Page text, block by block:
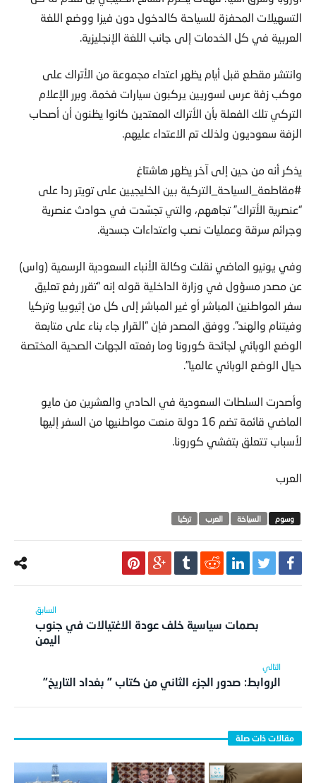
التسهيلات المحفزة للسياحة كالدخول دون فيزا ووضع اللغة
العربية في كل الخدمات إلى جانب اللغة الإنجليزية.
وانتشر مقطع قبل أيام يظهر اعتداء مجموعة من الأتراك على
موكب زفة عرس لسوريين يركبون سيارات فخمة. وبرر الإعلام
التركي تلك الفعلة بأن الأتراك المعتدين كانوا يظنون أن أصحاب
الزفة سعوديون ولذلك تم الاعتداء عليهم.
يذكر أنه من حين إلى آخر يظهر هاشتاغ
#مقاطعة_السياحة_التركية بين الخليجيين على تويتر ردا على
“عنصرية الأتراك” تجاههم، والتي تجسّدت في حوادث عنصرية
وجرائم سرقة وعمليات نصب واعتداءات جسدية.
وفي يونيو الماضي نقلت وكالة الأنباء السعودية الرسمية (واس)
عن مصدر مسؤول في وزارة الداخلية قوله إنه “تقرر رفع تعليق
سفر المواطنين المباشر أو غير المباشر إلى كل من إثيوبيا وتركيا
وفيتنام والهند”. ووفق المصدر فإن “القرار جاء بناء على متابعة
الوضع الوبائي لجائحة كورونا وما رفعته الجهات الصحية المختصة
حيال الوضع الوبائي عالميا”.
وأصدرت السلطات السعودية في الحادي والعشرين من مايو
الماضي قائمة تضم 16 دولة منعت مواطنيها من السفر إليها
لأسباب تتعلق بتفشي كورونا.
العرب
السياخة العرب تركيا
بصمات سياسية خلف عودة الاغتيالات في جنوب
اليمن
الروابط: صدور الجزء الثاني من كتاب ” بغداد التاريخ”